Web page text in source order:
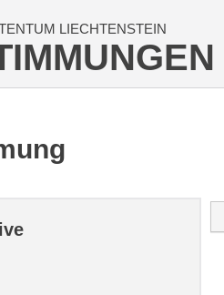
LIECHTENSTEIN